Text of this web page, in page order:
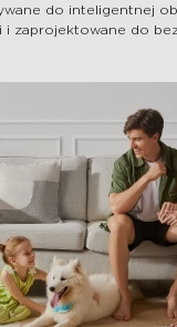
do inteligentnej
i zaprojektowane do